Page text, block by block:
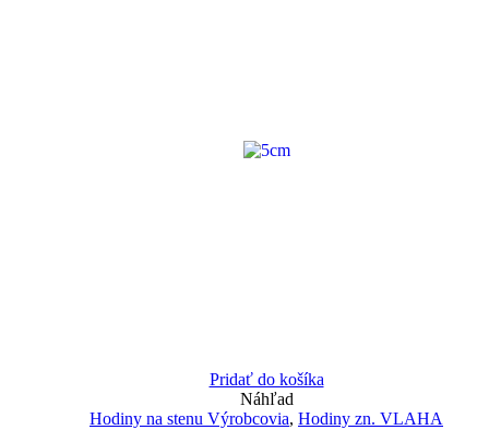
Pridať do košíka
Náhľad
Hodiny na stenu Výrobcovia, Hodiny zn. VLAHA